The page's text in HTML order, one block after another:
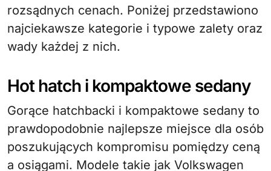
rozsądnych cenach. Poniżej przedstawiono
najciekawsze kategorie i typowe zalety oraz
wady każdej z nich.
Hot hatch i kompaktowe sedany
Gorące hatchbacki i kompaktowe sedany to
prawdopodobnie najlepsze miejsce dla osób
poszukujących kompromisu pomiędzy ceną
a osiągami. Modele takie jak Volkswagen